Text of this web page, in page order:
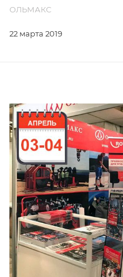
ОЛЬМАКС
22 марта 2019